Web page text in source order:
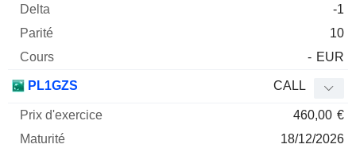
-1
10
- EUR
PL1GZS CALL
460,00 €
18/12/2026